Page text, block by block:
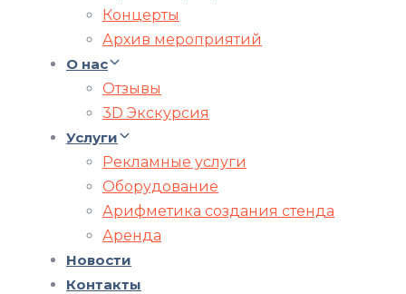
Концерты
Архив мероприятий
О нас
Отзывы
3D Экскурсия
Услуги
Рекламные услуги
Оборудование
Арифметика создания стенда
Аренда
Новости
Контакты